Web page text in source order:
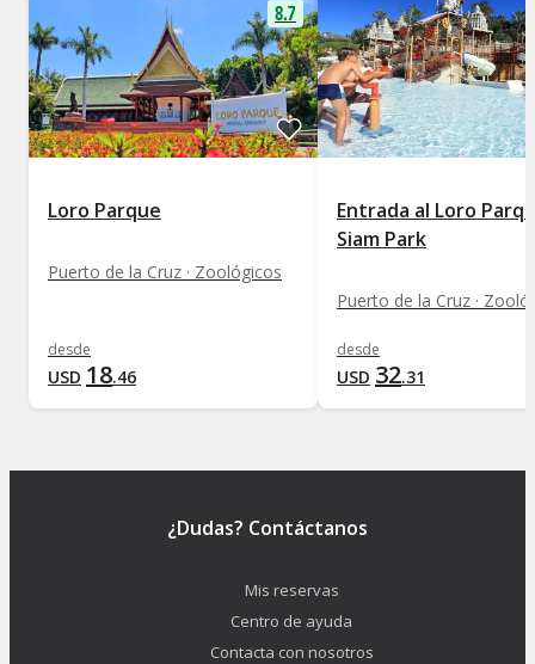
8.7
Loro Parque
Puerto de la Cruz · Zoológicos
desde
USD 18.46
Entrada al Loro
Siam Park
Puerto de la Cruz ·
desde
USD 32.31
¿Dudas? Contáctanos
Mis reservas
Centro de ayuda
Contacta con nosotros